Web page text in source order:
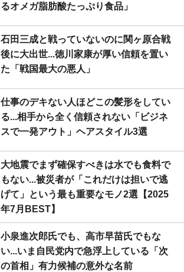
るオメガ脂肪酸たっぷり食品」
石田三成と戦っていないのに関ヶ原合戦
後に大出世...徳川家康が厚い信頼を置い
た「戦国最大の悪人」
仕事のデキない人ほどこの髪形をしてい
る...相手から全く信頼されない「ビジネ
スで一発アウト」ヘアスタイル3選
大地震でまず確保すべきは水でも食料で
もない...被災者が「これだけは担いで逃
げて」という最も重要なモノ2選【2025
年7月BEST】
小泉進次郎氏でも、高市早苗氏でもな
い...いま自民党内で急浮上している「次
の首相」有力候補の意外な名前